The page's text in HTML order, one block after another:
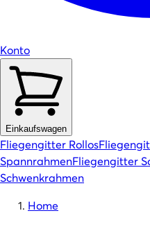
Konto
Einkaufswagen
Fliegengitter Rollos
SpannrahmenFliegengitter
Schwenkrahmen
Home